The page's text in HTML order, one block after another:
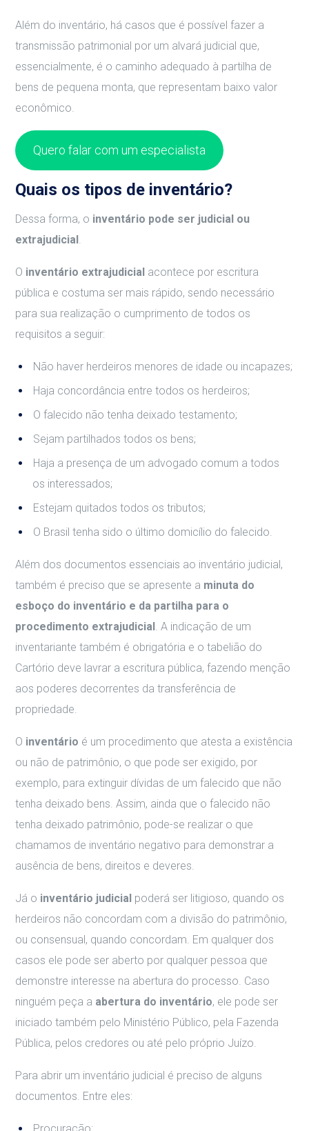
Além do inventário, há casos que é possível fazer a
transmissão patrimonial por um alvará judicial que,
essencialmente, é o caminho adequado à partilha de
bens de pequena monta, que representam baixo valor
econômico.
Quero falar com um especialista
Quais os tipos de inventário?
Dessa forma, o inventário pode ser judicial ou
extrajudicial.
O inventário extrajudicial acontece por escritura
pública e costuma ser mais rápido, sendo necessário
para sua realização o cumprimento de todos os
requisitos a seguir:
Não haver herdeiros menores de idade ou incapazes;
Haja concordância entre todos os herdeiros;
O falecido não tenha deixado testamento;
Sejam partilhados todos os bens;
Haja a presença de um advogado comum a todos
os interessados;
Estejam quitados todos os tributos;
O Brasil tenha sido o último domicílio do falecido.
Além dos documentos essenciais ao inventário judicial,
também é preciso que se apresente a minuta do
esboço do inventário e da partilha para o
procedimento extrajudicial. A indicação de um
inventariante também é obrigatória e o tabelião do
Cartório deve lavrar a escritura pública, fazendo menção
aos poderes decorrentes da transferência de
propriedade.
O inventário é um procedimento que atesta a existência
ou não de patrimônio, o que pode ser exigido, por
exemplo, para extinguir dívidas de um falecido que não
tenha deixado bens. Assim, ainda que o falecido não
tenha deixado patrimônio, pode-se realizar o que
chamamos de inventário negativo para demonstrar a
ausência de bens, direitos e deveres.
Já o inventário judicial poderá ser litigioso, quando os
herdeiros não concordam com a divisão do patrimônio,
ou consensual, quando concordam. Em qualquer dos
casos ele pode ser aberto por qualquer pessoa que
demonstre interesse na abertura do processo. Caso
ninguém peça a abertura do inventário, ele pode ser
iniciado também pelo Ministério Público, pela Fazenda
Pública, pelos credores ou até pelo próprio Juízo.
Para abrir um inventário judicial é preciso de alguns
documentos. Entre eles: